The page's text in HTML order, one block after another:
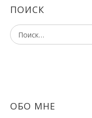
ПОИСК
ОБО МНЕ